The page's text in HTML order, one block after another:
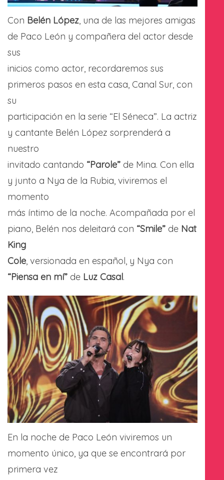
Con Belén López, una de las mejores amigas
de Paco León y compañera del actor desde
sus
inicios como actor, recordaremos sus
primeros pasos en esta casa, Canal Sur, con
su
participación en la serie “El Séneca”. La actriz
y cantante Belén López sorprenderá a
nuestro
invitado cantando “Parole” de Mina. Con ella
y junto a Nya de la Rubia, viviremos el
momento
más íntimo de la noche. Acompañada por el
piano, Belén nos deleitará con “Smile” de Nat
King
Cole, versionada en español, y Nya con
“Piensa en mí” de Luz Casal.
En la noche de Paco León viviremos un
momento único, ya que se encontrará por
primera vez